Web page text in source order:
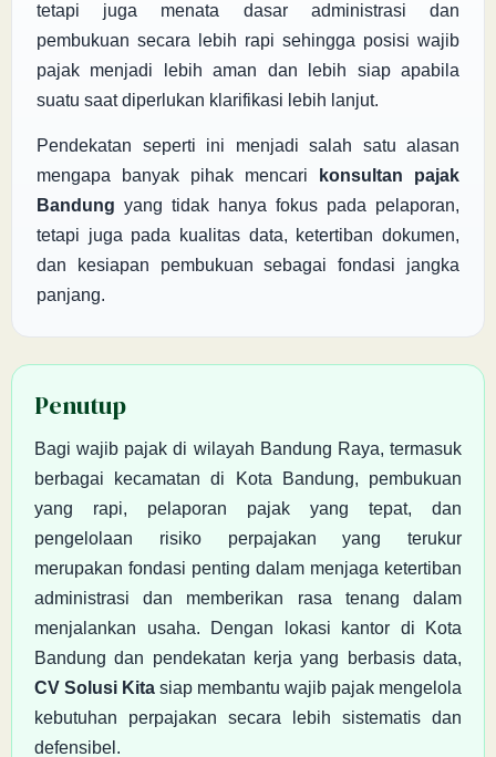
tetapi juga menata dasar administrasi dan
pembukuan secara lebih rapi sehingga posisi wajib
pajak menjadi lebih aman dan lebih siap apabila
suatu saat diperlukan klarifikasi lebih lanjut.
Pendekatan seperti ini menjadi salah satu alasan
mengapa banyak pihak mencari
konsultan pajak
Bandung yang tidak hanya fokus pada pelaporan,
tetapi juga pada kualitas data, ketertiban dokumen,
dan kesiapan pembukuan sebagai fondasi jangka
panjang.
Penutup
Bagi wajib pajak di wilayah Bandung Raya, termasuk
berbagai kecamatan di Kota Bandung, pembukuan
yang rapi, pelaporan pajak yang tepat, dan
pengelolaan risiko perpajakan yang terukur
merupakan fondasi penting dalam menjaga ketertiban
administrasi dan memberikan rasa tenang dalam
menjalankan usaha. Dengan lokasi kantor di Kota
Bandung dan pendekatan kerja yang berbasis data,
CV Solusi Kita siap membantu wajib pajak mengelola
kebutuhan perpajakan secara lebih sistematis dan
defensibel.